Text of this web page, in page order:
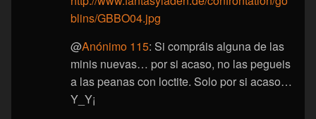
blins/GBBO04.jpg
@Anónimo 115: Si compráis alguna de las
minis nuevas… por si acaso, no las pegueis
a las peanas con loctite. Solo por si acaso…
Y_Y¡